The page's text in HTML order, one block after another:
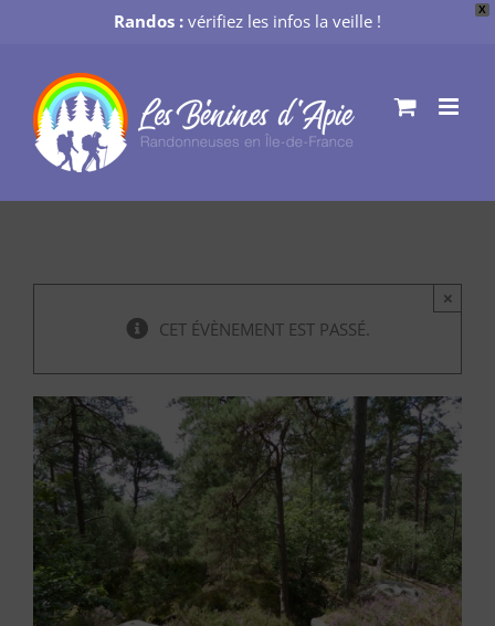
X
Randos : vérifiez les infos la veille !
contenu
CET ÉVÈNEMENT EST PASSÉ.
×